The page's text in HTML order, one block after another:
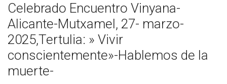
Celebrado Encuentro Vinyana-
Alicante-Mutxamel, 27- marzo-
2025,Tertulia: » Vivir
conscientemente»-Hablemos de la
muerte-